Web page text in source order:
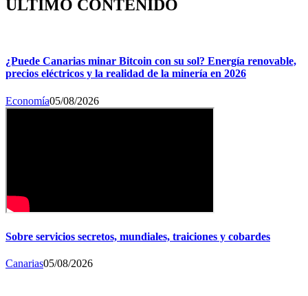
ÚLTIMO CONTENIDO
¿Puede Canarias minar Bitcoin con su sol? Energía renovable,
precios eléctricos y la realidad de la minería en 2026
Economía05/08/2026
Sobre servicios secretos, mundiales, traiciones y cobardes
Canarias05/08/2026